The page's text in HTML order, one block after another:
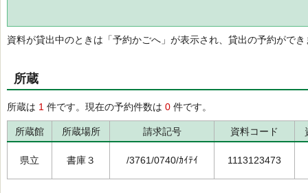
資料が貸出中のときは「予約かごへ」が表示され、貸出の予約ができ
所蔵
所蔵は 1 件です。現在の予約件数は 0 件です。
所蔵館 所蔵場所 請求記号 資料コード
県立 書庫３ /3761/0740/ｶｲﾃｲ 1113123473